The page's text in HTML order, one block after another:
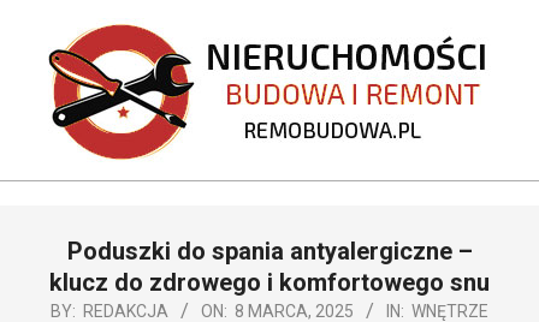
content
REMOBUDOWA.PL
NavigationPoduszki do spania antyalergiczne –
klucz do zdrowego i komfortowego snu
BY: REDAKCJA ON: 8 MARCA, 2025 IN: WNĘTRZE